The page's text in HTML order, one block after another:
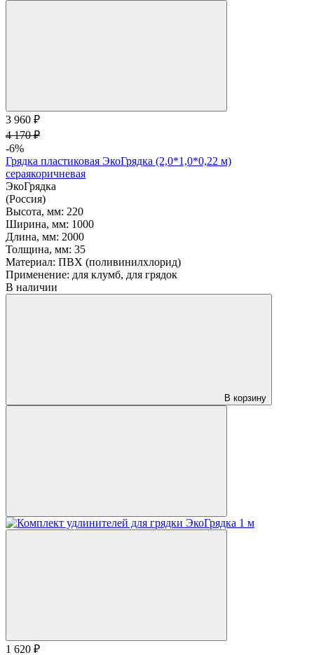
3 960 ₽
4 170 ₽
-6%
Грядка пластиковая ЭкоГрядка (2,0*1,0*0,22 м)
сераякоричневая
ЭкоГрядка
(Россия)
Высота, мм: 220
Ширина, мм: 1000
Длина, мм: 2000
Толщина, мм: 35
Материал: ПВХ (поливинилхлорид)
Применение: для клумб, для грядок
В наличии
В корзину
1 620 ₽